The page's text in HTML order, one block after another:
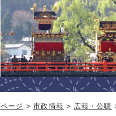
ージ >市政情報 > 広報・公聴